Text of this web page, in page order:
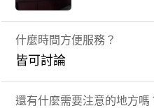
什麼時間方便服務？
皆可討論
還有什麼需要注意的地方嗎